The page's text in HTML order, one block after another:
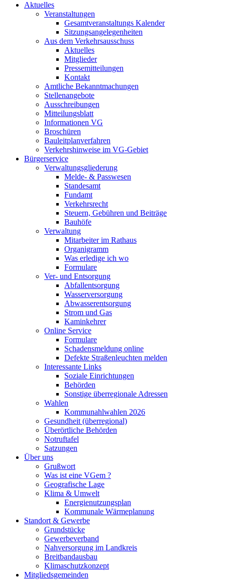
Aktuelles
Veranstaltungen
Gesamtveranstaltungs Kalender
Sitzungsangelegenheiten
Aus dem Verkehrsausschuss
Aktuelles
Mitglieder
Pressemitteilungen
Kontakt
Amtliche Bekanntmachungen
Stellenangebote
Ausschreibungen
Mitteilungsblatt
Informationen VG
Broschüren
Bauleitplanverfahren
Verkehrshinweise im VG-Gebiet
Bürgerservice
Verwaltungsgliederung
Melde- & Passwesen
Standesamt
Fundamt
Verkehrsrecht
Steuern, Gebühren und Beiträge
Bauhöfe
Verwaltung
Mitarbeiter im Rathaus
Organigramm
Was erledige ich wo
Formulare
Ver- und Entsorgung
Abfallentsorgung
Wasserversorgung
Abwasserentsorgung
Strom und Gas
Kaminkehrer
Online Service
Formulare
Schadensmeldung online
Defekte Straßenleuchten melden
Interessante Links
Soziale Einrichtungen
Behörden
Sonstige überregionale Adressen
Wahlen
Kommunahlwahlen 2026
Gesundheit (überregional)
Überörtliche Behörden
Notruftafel
Satzungen
Über uns
Grußwort
Was ist eine VGem ?
Geografische Lage
Klima & Umwelt
Energienutzungsplan
Kommunale Wärmeplanung
Standort & Gewerbe
Grundstücke
Gewerbeverband
Nahversorgung im Landkreis
Breitbandausbau
Klimaschutzkonzept
Mitgliedsgemeinden